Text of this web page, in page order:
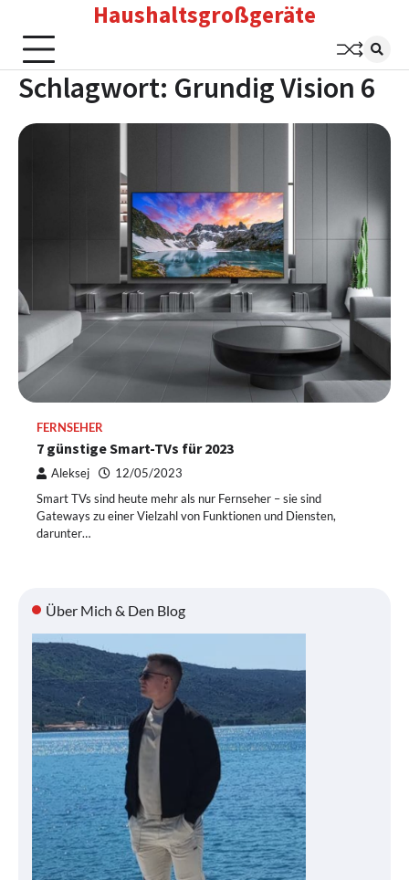
content
Haushaltsgroßgeräte
Schlagwort: Grundig Vision 6
FERNSEHER
7 günstige Smart-TVs für 2023
Aleksej 12/05/2023
Smart TVs sind heute mehr als nur Fernseher – sie sind
Gateways zu einer Vielzahl von Funktionen und Diensten,
darunter…
Über Mich & Den Blog